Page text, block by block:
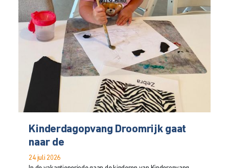
Kinderdagopvang Droomrijk gaat
naar de
24 juli 2026